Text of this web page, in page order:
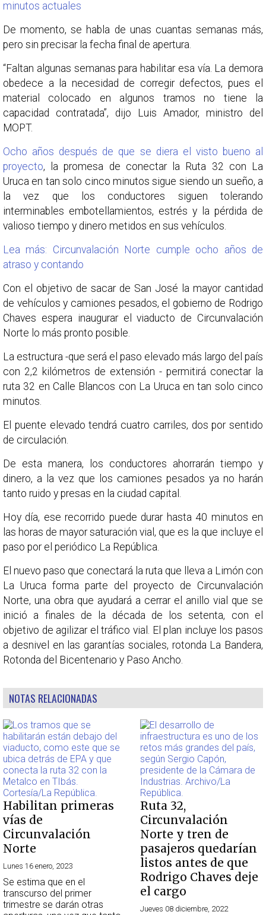
minutos actuales
De momento, se habla de unas cuantas semanas más,
pero sin precisar la fecha final de apertura.
“Faltan algunas semanas para habilitar esa vía. La demora
obedece a la necesidad de corregir defectos, pues el
material colocado en algunos tramos no tiene la
capacidad contratada”, dijo Luis Amador, ministro del
MOPT.
Ocho años después de que se diera el visto bueno al
proyecto, la promesa de conectar la Ruta 32 con La
Uruca en tan solo cinco minutos sigue siendo un sueño, a
la vez que los conductores siguen tolerando
interminables embotellamientos, estrés y la pérdida de
valioso tiempo y dinero metidos en sus vehículos.
Lea más: Circunvalación Norte cumple ocho años de
atraso y contando
Con el objetivo de sacar de San José la mayor cantidad
de vehículos y camiones pesados, el gobierno de Rodrigo
Chaves espera inaugurar el viaducto de Circunvalación
Norte lo más pronto posible.
La estructura -que será el paso elevado más largo del país
con 2,2 kilómetros de extensión - permitirá conectar la
ruta 32 en Calle Blancos con La Uruca en tan solo cinco
minutos.
El puente elevado tendrá cuatro carriles, dos por sentido
de circulación.
De esta manera, los conductores ahorrarán tiempo y
dinero, a la vez que los camiones pesados ya no harán
tanto ruido y presas en la ciudad capital.
Hoy día, ese recorrido puede durar hasta 40 minutos en
las horas de mayor saturación vial, que es la que incluye el
paso por el periódico La República.
El nuevo paso que conectará la ruta que lleva a Limón con
La Uruca forma parte del proyecto de Circunvalación
Norte, una obra que ayudará a cerrar el anillo vial que se
inició a finales de la década de los setenta, con el
objetivo de agilizar el tráfico vial. El plan incluye los pasos
a desnivel en las garantías sociales, rotonda La Bandera,
Rotonda del Bicentenario y Paso Ancho.
NOTAS RELACIONADAS
Habilitan primeras
vías de
Circunvalación
Norte
Lunes 16 enero, 2023
Se estima que en el
transcurso del primer
trimestre se darán otras
Ruta 32,
Circunvalación
Norte y tren de
pasajeros quedarían
listos antes de que
Rodrigo Chaves deje
el cargo
Jueves 08 diciembre, 2022